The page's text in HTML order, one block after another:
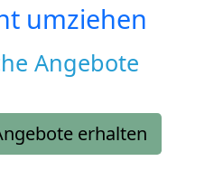
umziehen
Angebote
erhalten